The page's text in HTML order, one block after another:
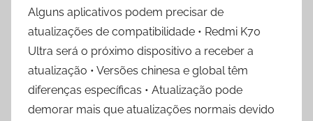
Alguns aplicativos podem precisar de
atualizações de compatibilidade • Redmi K70
Ultra será o próximo dispositivo a receber a
atualização • Versões chinesa e global têm
diferenças específicas • Atualização pode
demorar mais que atualizações normais devido